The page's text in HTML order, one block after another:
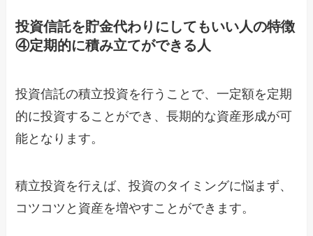
投資信託を貯金代わりにしてもいい人の特徴
④定期的に積み立てができる人
投資信託の積立投資を行うことで、一定額を定期
的に投資することができ、長期的な資産形成が可
能となります。
積立投資を行えば、投資のタイミングに悩まず、
コツコツと資産を増やすことができます。